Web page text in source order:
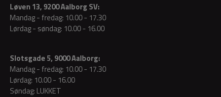
Løven 13, 9200 Aalborg SV:
Mandag - fredag: 10.00 - 17.30
Lørdag - søndag: 10.00 - 16.00
Slotsgade 5, 9000 Aalborg:
Mandag - fredag: 10.00 - 17.30
Lørdag: 10.00 - 16.00
Søndag: LUKKET